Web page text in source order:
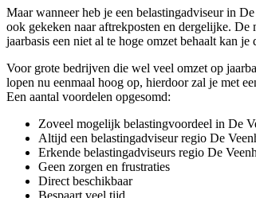
Maar wanneer heb je een belastingadviseur in
ook gekeken naar aftrekposten en dergelijke.
jaarbasis een niet al te hoge omzet behaalt kan
Voor grote bedrijven die wel veel omzet op
lopen nu eenmaal hoog op, hierdoor zal je met
Een aantal voordelen opgesomd:
Zoveel mogelijk belastingvoordeel in De
Altijd een belastingadviseur regio De
Erkende belastingadviseurs regio De
Geen zorgen en frustraties
Direct beschikbaar
Bespaart veel tijd